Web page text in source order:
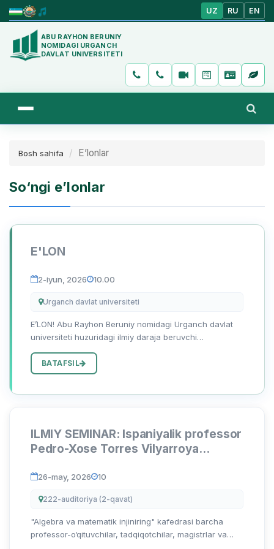
UZ RU EN
ABU RAYHON BERUNIY
NOMIDAGI URGANCH
DAVLAT UNIVERSITETI
Bosh sahifa E’lonlar
So‘ngi e’lonlar
E'LON
2-iyun, 2026 10.00
Urganch davlat universiteti
E’LON! Abu Rayhon Beruniy nomidagi Urganch davlat
universiteti huzuridagi ilmiy daraja beruvchi
2026-yil 6-iyun kuni soat 10:00 dagi yig‘ilishida bo‘lib
o‘tadi. Yig‘i...
BATAFSIL
ILMIY SEMINAR: Ispaniyalik professor
Pedro-Xose Torres Vilyarroya
26-may, 2026 10
222-auditoriya (2-qavat)
"Algebra va matematik injiniring" kafedrasi barcha
professor-o‘qituvchilar, tadqiqotchilar, magistrlar va